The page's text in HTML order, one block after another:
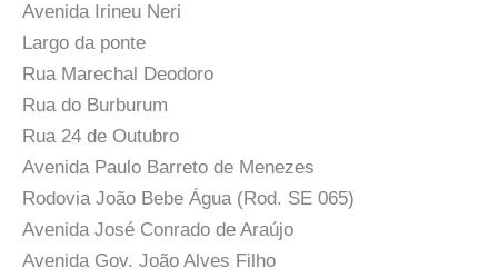
Avenida Irineu Neri
Largo da ponte
Rua Marechal Deodoro
Rua do Burburum
Rua 24 de Outubro
Avenida Paulo Barreto de Menezes
Rodovia João Bebe Água (Rod. SE 065)
Avenida José Conrado de Araújo
Avenida Gov. João Alves Filho